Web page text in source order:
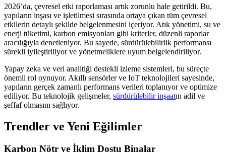
2026’da, çevresel etki raporlaması artık zorunlu hale getirildi. Bu,
yapıların inşası ve işletilmesi sırasında ortaya çıkan tüm çevresel
etkilerin detaylı şekilde belgelenmesini içeriyor. Atık yönetimi, su ve
enerji tüketimi, karbon emisyonları gibi kriterler, düzenli raporlar
aracılığıyla denetleniyor. Bu sayede, sürdürülebilirlik performansı
sürekli iyileştiriliyor ve yönetmeliklere uyum belgelendiriliyor.
Yapay zeka ve veri analitiği destekli izleme sistemleri, bu süreçte
önemli rol oynuyor. Akıllı sensörler ve IoT teknolojileri sayesinde,
yapıların gerçek zamanlı performans verileri toplanıyor ve optimize
ediliyor. Bu teknolojik gelişmeler, sürdürülebilir inşaatın adil ve
şeffaf olmasını sağlıyor.
Trendler ve Yeni Eğilimler
Karbon Nötr ve İklim Dostu Binalar